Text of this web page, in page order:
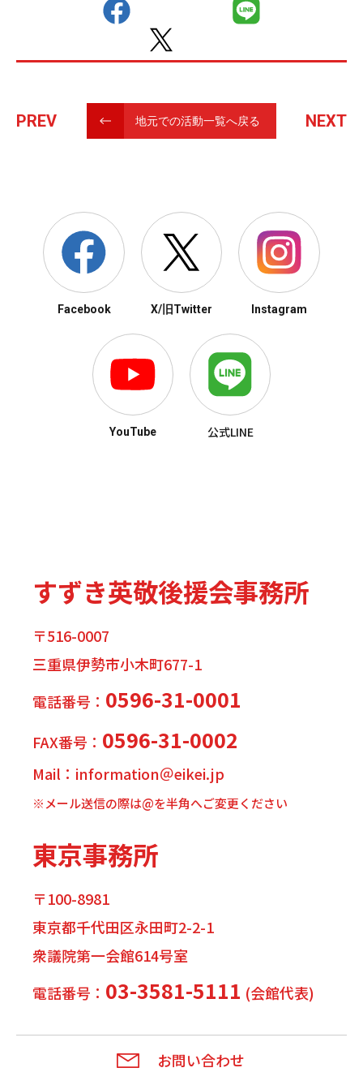
PREV 地元での活動一覧へ戻る NEXT
Facebook X/旧Twitter Instagram
YouTube 公式LINE
すずき英敬後援会事務所
〒516-0007
三重県伊勢市小木町677-1
電話番号： 0596-31-0001
FAX番号： 0596-31-0002
Mail：information＠eikei.jp
※メール送信の際は@を半角へご変更ください
東京事務所
〒100-8981
東京都千代田区永田町2-2-1
衆議院第一会館614号室
電話番号： 03-3581-5111 (会館代表)
お問い合わせ